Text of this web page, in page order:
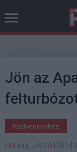
Jön az
Kedvencekhez
Harangi László 2014